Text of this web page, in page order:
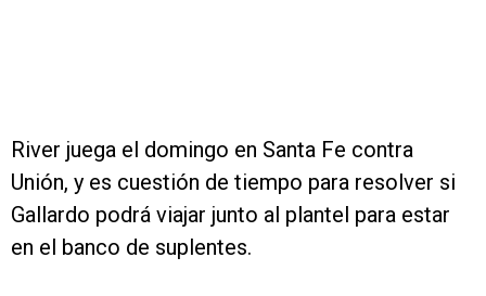
River juega el domingo en Santa Fe contra
Unión, y es cuestión de tiempo para resolver si
Gallardo podrá viajar junto al plantel para estar
en el banco de suplentes.